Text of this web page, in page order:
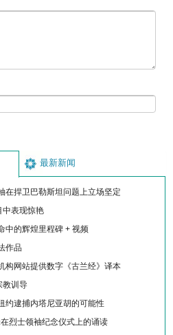
最新新闻
在捍卫巴勒斯坦问题上立场坚定
中表现惊艳
中的辉煌里程碑 + 视频
作品
构网站提供数字《古兰经》译本
教训导
约逮捕内塔尼亚胡的可能性
烈士领袖纪念仪式上的诵读